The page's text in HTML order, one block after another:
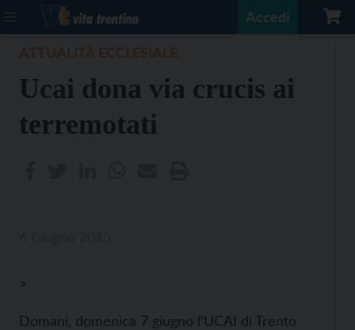
Accedi
Ucai dona via crucis ai
terremotati
>
Domani, domenica 7 giugno l’UCAI di Trento